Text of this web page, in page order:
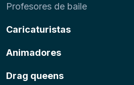
Profesores de baile
Caricaturistas
Animadores
Drag queens